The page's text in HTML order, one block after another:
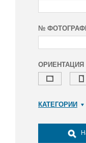
№
ОРИЕНТАЦИЯ
КАТЕГОРИИ
Досуг,